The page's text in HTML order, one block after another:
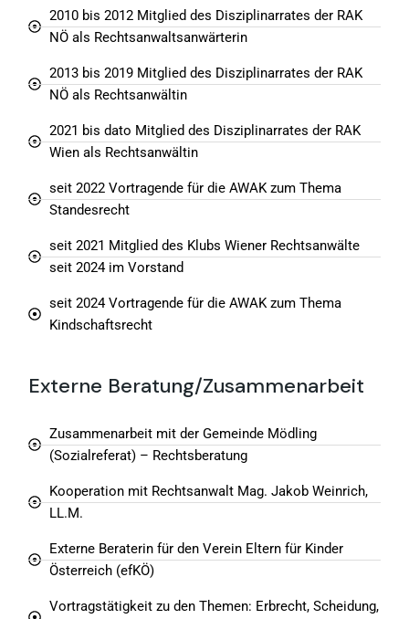
2010 bis 2012 Mitglied des Disziplinarrates der RAK
NÖ als Rechtsanwaltsanwärterin
2013 bis 2019 Mitglied des Disziplinarrates der RAK
NÖ als Rechtsanwältin
2021 bis dato Mitglied des Disziplinarrates der RAK
Wien als Rechtsanwältin
seit 2022 Vortragende für die AWAK zum Thema
Standesrecht
seit 2021 Mitglied des Klubs Wiener Rechtsanwälte
seit 2024 im Vorstand
seit 2024 Vortragende für die AWAK zum Thema
Kindschaftsrecht
Externe Beratung/Zusammenarbeit
Zusammenarbeit mit der Gemeinde Mödling
(Sozialreferat) – Rechtsberatung
Kooperation mit Rechtsanwalt Mag. Jakob Weinrich,
LL.M.
Externe Beraterin für den Verein Eltern für Kinder
Österreich (efKÖ)
Vortragstätigkeit zu den Themen: Erbrecht, Scheidung,